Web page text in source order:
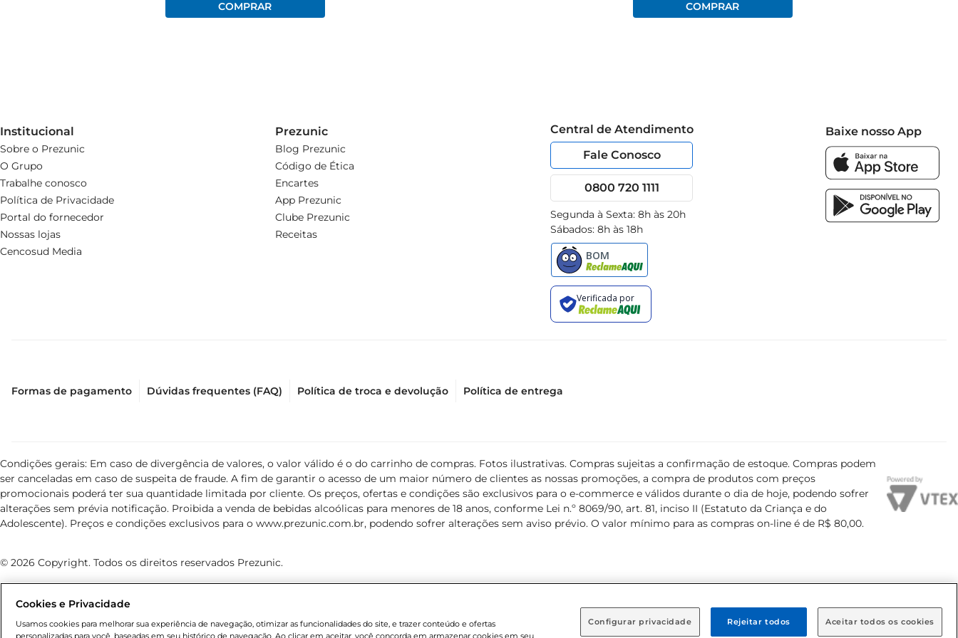
Institucional
Sobre o Prezunic
O Grupo
Trabalhe conosco
Política de Privacidade
Portal do fornecedor
Nossas lojas
Cencosud Media
Prezunic
Blog Prezunic
Código de Ética
Encartes
App Prezunic
Clube Prezunic
Receitas
Central de Atendimento
Fale Conosco
0800 720 1111
Segunda à Sexta: 8h às 20h
Sábados: 8h às 18h
Baixe nosso App
Formas de pagamento Dúvidas frequentes (FAQ) Política de troca e devolução Política de entrega
Condições gerais: Em caso de divergência de valores, o valor válido é o do carrinho de compras. Fotos ilustrativas. Compras sujeitas a confirmação de estoque. Compras podem
ser canceladas em caso de suspeita de fraude. A fim de garantir o acesso de um maior número de clientes as nossas promoções, a compra de produtos com preços
promocionais poderá ter sua quantidade limitada por cliente. Os preços, ofertas e condições são exclusivos para o e-commerce e válidos durante o dia de hoje, podendo sofrer
alterações sem prévia notificação. Proibida a venda de bebidas alcoólicas para menores de 18 anos, conforme Lei n.º 8069/90, art. 81, inciso II (Estatuto da Criança e do
Adolescente). Preços e condições exclusivos para o www.prezunic.com.br, podendo sofrer alterações sem aviso prévio. O valor mínimo para as compras on-line é de R$ 80,00.
© 2026 Copyright. Todos os direitos reservados Prezunic.
Cookies e Privacidade
Usamos cookies para melhorar sua experiência de navegação, otimizar as funcionalidades do site, e trazer conteúdo e ofertas
personalizadas para você, baseadas em seu histórico de navegação. Ao clicar em aceitar, você concorda em armazenar cookies em seu
Configurar privacidade Rejeitar todos Aceitar todos os cookies